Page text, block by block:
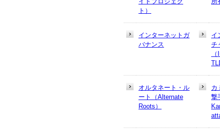
ト）
インターネットガ
バナンス
イ
チ
オルタネート・ル
ート（Alternate
Roots）
カ
撃